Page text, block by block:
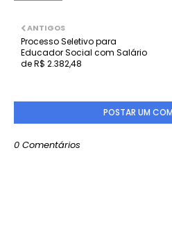
ANTIGOS
Processo Seletivo para
Educador Social com Salário
de R$ 2.382,48
POSTAR UM
0 Comentários